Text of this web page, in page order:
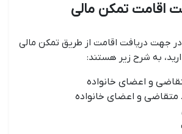
اقامت تمکن مالی
در جهت دریافت اقامت از طریق تمکن مالی
به شرح زیر هستند:
و اعضای خانواده
متقاضی و اعضای خانواده